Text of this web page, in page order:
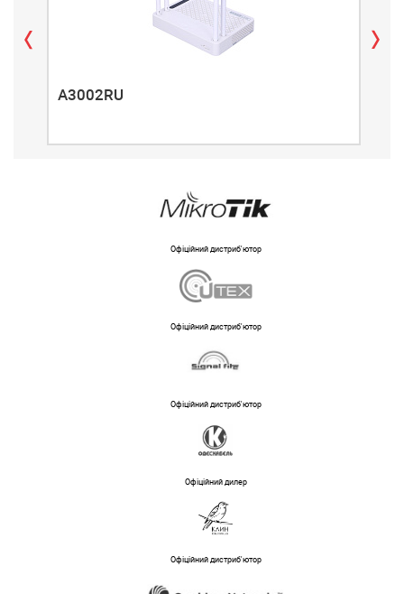
A3002RU
Офіційний дистриб'ютор
Офіційний дистриб'ютор
Офіційний дистриб'ютор
Офіційний дилер
Офіційний дистриб'ютор